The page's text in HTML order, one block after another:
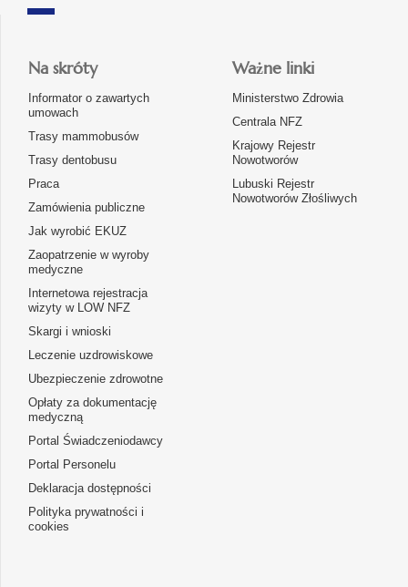
Na skróty
Informator o zawartych
umowach
Trasy mammobusów
Trasy dentobusu
Praca
Zamówienia publiczne
Jak wyrobić EKUZ
Zaopatrzenie w wyroby
medyczne
Internetowa rejestracja
wizyty w LOW NFZ
Skargi i wnioski
Leczenie uzdrowiskowe
Ubezpieczenie zdrowotne
Opłaty za dokumentację
medyczną
Portal Świadczeniodawcy
Portal Personelu
Deklaracja dostępności
Polityka prywatności i
cookies
Ważne linki
Ministerstwo Zdrowia
Centrala NFZ
Krajowy Rejestr
Nowotworów
Lubuski Rejestr
Nowotworów Złośliwych